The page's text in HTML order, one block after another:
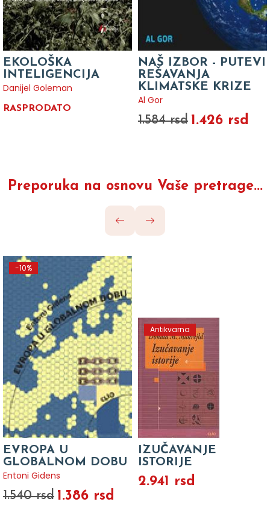
EKOLOŠKA
INTELIGENCIJA
Danijel Goleman
RASPRODATO
NAŠ IZBOR - PUTEVI
REŠAVANJA
KLIMATSKE KRIZE
Al Gor
1.584 rsd 1.426 rsd
Preporuka na osnovu Vaše pretrage...
-10%
EVROPA U
GLOBALNOM DOBU
Entoni Gidens
1.540 rsd 1.386 rsd
Antikvarna
IZUČAVANJE
ISTORIJE
2.941 rsd